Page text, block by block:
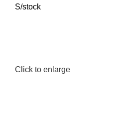
S/stock
Click to enlarge